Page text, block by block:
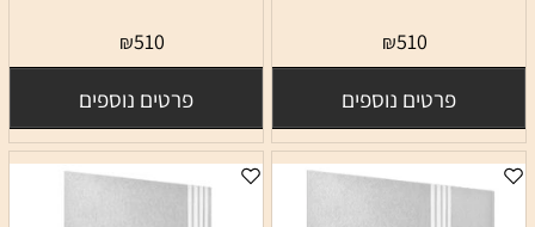
₪510
פרטים נוספים
₪510
פרטים נוספים